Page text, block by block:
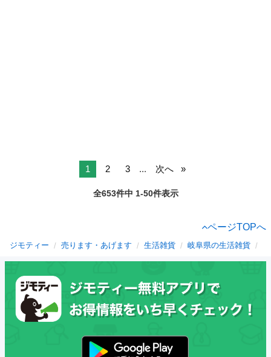
1 2 3 ... 次へ
全653件中 1-50件表示
ページTOPへ
ジモティー 売ります・あげます 生活雑貨 岐阜県の生活雑貨